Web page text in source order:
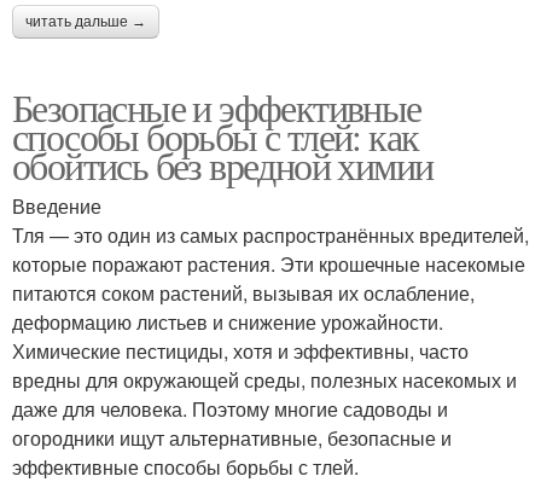
читать дальше →
Безопасные и эффективные
способы борьбы с тлей: как
обойтись без вредной химии
Введение
Тля — это один из самых распространённых вредителей,
которые поражают растения. Эти крошечные насекомые
питаются соком растений, вызывая их ослабление,
деформацию листьев и снижение урожайности.
Химические пестициды, хотя и эффективны, часто
вредны для окружающей среды, полезных насекомых и
даже для человека. Поэтому многие садоводы и
огородники ищут альтернативные, безопасные и
эффективные способы борьбы с тлей.